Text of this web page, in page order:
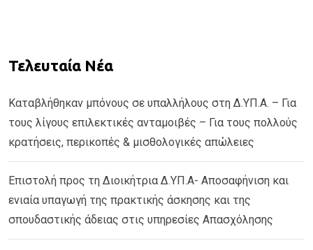
Τελευταία Νέα
Καταβλήθηκαν μπόνους σε υπαλλήλους στη Δ.ΥΠ.Α. – Για
τους λίγους επιλεκτικές ανταμοιβές – Για τους πολλούς
κρατήσεις, περικοπές & μισθολογικές απώλειες
Επιστολή προς τη Διοικήτρια Δ.ΥΠ.Α- Αποσαφήνιση και
ενιαία υπαγωγή της πρακτικής άσκησης και της
σπουδαστικής άδειας στις υπηρεσίες Απασχόλησης